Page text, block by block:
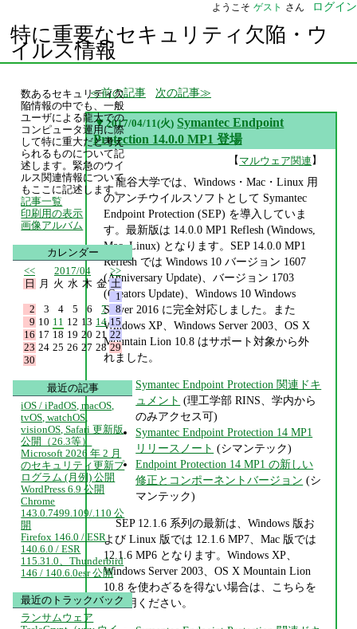
ようこそ ゲスト さん ログイン
特に重要なセキュリティ欠陥・ウ
イルス情報
前の記事 次の記事
▼ 2017/04/11(火) Symantec Endpoint
Protection 14.0.0 MP1 登場
【マルウェア関連】
龍谷大学では、Windows・Mac・Linux 用
のアンチウイルスソフトとして Symantec
Endpoint Protection (SEP) を導入していま
す。最新版は 14.0.0 MP1 Reflesh (Windows,
Mac, Linux) となります。SEP 14.0.0 MP1
Reflesh では Windows 10 バージョン 1607
(Anniversary Update)、バージョン 1703
(Creators Update)、Windows 10 Windows
Server 2016 に完全対応しました。また
Windows XP、Windows Server 2003、OS X
Mountain Lion 10.8 はサポート対象から外
れました。
Symantec Endpoint Protection 関連ドキ
ュメント (理工学部 RINS、学内から
のみアクセス可)
Symantec Endpoint Protection 14 MP1
リリースノート (シマンテック)
Endpoint Protection 14 MP1 の新しい
修正とコンポーネントバージョン (シ
マンテック)
SEP 12.1.6 系列の最新は、Windows 版お
よび Linux 版では 12.1.6 MP7、Mac 版では
12.1.6 MP6 となります。Windows XP、
Windows Server 2003、OS X Mountain Lion
10.8 を使わざるを得ない場合は、こちらを
ご利用ください。
数あるセキュリティ欠
陥情報の中でも、一般
ユーザによる龍大での
コンピュータ運用に際
して特に重大だと考え
られるものについて記
述します。緊急のウイ
ルス関連情報について
もここに記述します。
記事一覧
印刷用の表示
画像アルバム
カレンダー
<<
2017/04
>>
日
月 火 水 木 金 土
1
2
3 4 5 6 7
8
9 10 11 12 13 14 15
16 17 18 19 20 21 22
23 24 25 26 27 28 29
30
最近の記事
iOS / iPadOS, macOS,
tvOS, watchOS,
visionOS, Safari 更新版
公開（26.3等）
Microsoft 2026 年 2 月
のセキュリティ更新プ
ログラム (月例) 公開
WordPress 6.9 公開
Chrome
143.0.7499.109/.110 公
開
Firefox 146.0 / ESR
140.6.0 / ESR
115.31.0、Thunderbird
146 / 140.6.0esr 公開
最近のトラックバック
ランサムウェア